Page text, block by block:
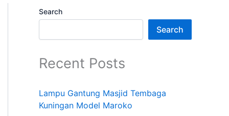
Search
Search
Recent Posts
Lampu Gantung Masjid Tembaga
Kuningan Model Maroko